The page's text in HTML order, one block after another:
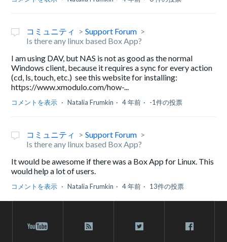
コミュニティ
Support Forum
Is there any linux based Box App?
I am using DAV, but NAS is not as good as the normal
Windows client, because it requires a sync for every action
(cd, ls, touch, etc.) see this website for installing:
https://www.xmodulo.com/how-...
コメントを表示 Natalia Frumkin 4 年前 -1件の投票
コミュニティ
Support Forum
Is there any linux based Box App?
It would be awesome if there was a Box App for Linux. This
would help a lot of users.
コメントを表示 Natalia Frumkin 4 年前 13件の投票